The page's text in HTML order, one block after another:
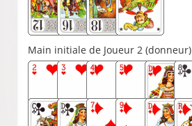
Main initiale de Joueur 2 (donneur)